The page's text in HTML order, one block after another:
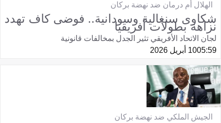
الهلال أم درمان ضد نهضة بركان
شكاوى سنغالية وسودانية.. فوضى كاف تهدد
نزاهة بطولات أفريقيا
لجان الاتحاد الأفريقي تثير الجدل بمخالفات قانونية
05:5910 أبريل 2026
الجيش الملكي ضد نهضة بركان